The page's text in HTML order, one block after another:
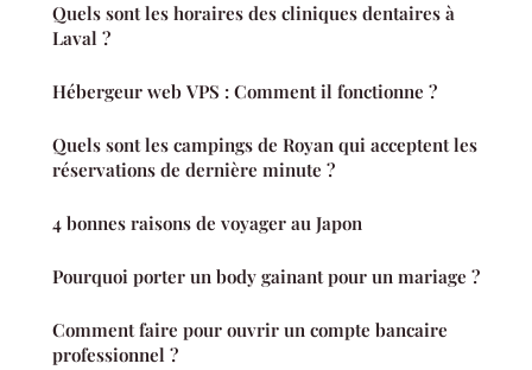
Quels sont les horaires des cliniques dentaires à
Laval ?
Hébergeur web VPS : Comment il fonctionne ?
Quels sont les campings de Royan qui acceptent les
réservations de dernière minute ?
4 bonnes raisons de voyager au Japon
Pourquoi porter un body gainant pour un mariage ?
Comment faire pour ouvrir un compte bancaire
professionnel ?